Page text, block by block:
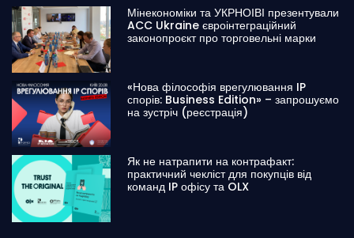
Мінекономіки та УКРНОІВІ презентували
ACC Ukraine євроінтеграційний
законопроєкт про торговельні марки
«Нова філософія врегулювання IP
спорів: Business Edition» – запрошуємо
на зустріч (реєстрація)
Як не натрапити на контрафакт:
практичний чекліст для покупців від
команд IP офісу та OLX